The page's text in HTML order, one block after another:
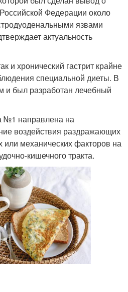
Федерации около
язвами
актуальность
и хронический гастрит крайне
специальной диеты. В
и был разработан лечебный
№1 направлена на
воздействия раздражающих
или механических факторов на
кишечного тракта.